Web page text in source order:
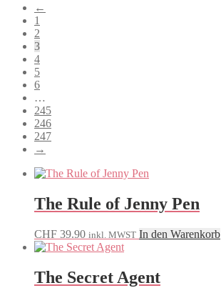
←
1
2
3
4
5
6
…
245
246
247
→
The Rule of Jenny Pen
CHF 39.90 inkl. MWST In den Warenkorb
The Secret Agent